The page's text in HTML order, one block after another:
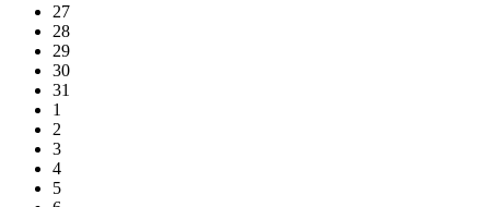
27
28
29
30
31
1
2
3
4
5